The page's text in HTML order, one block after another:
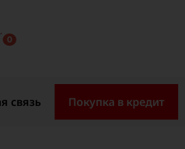
0
связь Покупка в кредит